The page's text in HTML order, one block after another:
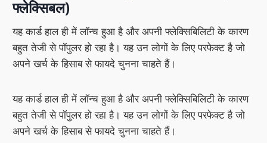
फ्लेक्सिबल)
यह कार्ड हाल ही में लॉन्च हुआ है और अपनी फ्लेक्सिबिलिटी के कारण
बहुत तेजी से पॉपुलर हो रहा है। यह उन लोगों के लिए परफेक्ट है जो
अपने खर्च के हिसाब से फायदे चुनना चाहते हैं।
यह कार्ड हाल ही में लॉन्च हुआ है और अपनी फ्लेक्सिबिलिटी के कारण
बहुत तेजी से पॉपुलर हो रहा है। यह उन लोगों के लिए परफेक्ट है जो
अपने खर्च के हिसाब से फायदे चुनना चाहते हैं।